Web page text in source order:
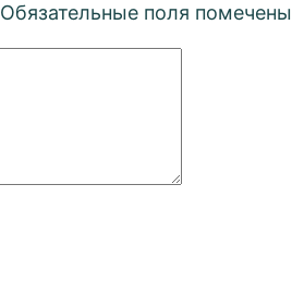
Обязательные поля помечены